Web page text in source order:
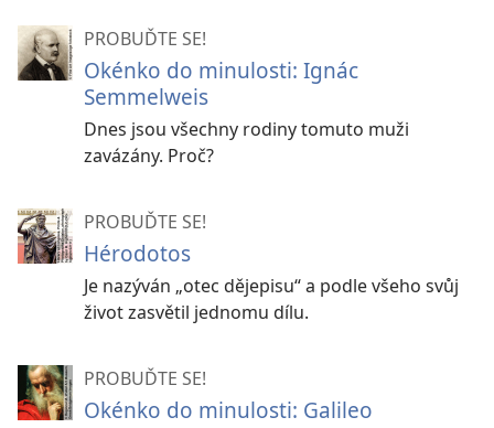
PROBUĎTE SE!
Okénko do minulosti: Ignác
Semmelweis
Dnes jsou všechny rodiny tomuto muži
zavázány. Proč?
PROBUĎTE SE!
Hérodotos
Je nazýván „otec dějepisu“ a podle všeho svůj
život zasvětil jednomu dílu.
PROBUĎTE SE!
Okénko do minulosti: Galileo